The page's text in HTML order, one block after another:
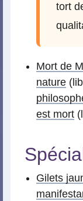
tort
Mort de
nature
est mort
Gilets